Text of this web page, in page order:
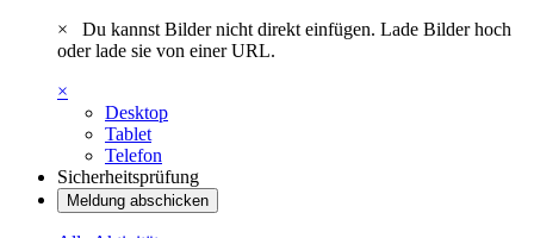
×
Du kannst Bilder nicht direkt einfügen. Lade Bilder hoch
oder lade sie von einer URL.
×
Desktop
Tablet
Telefon
Sicherheitsprüfung
Meldung abschicken